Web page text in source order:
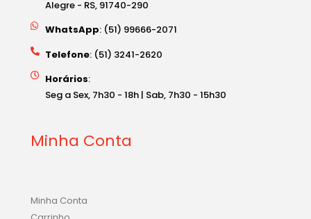
Horários
Minha Conta
Minha Conta